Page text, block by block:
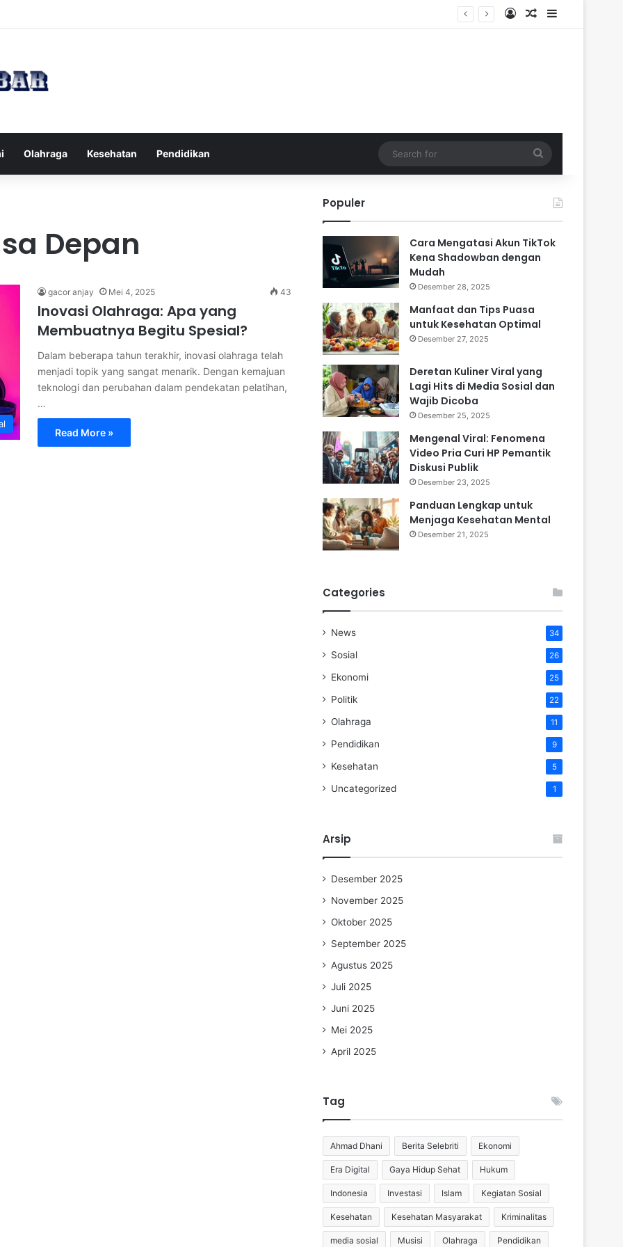
Log InRandom Article
Sidebar
Olahraga Kesehatan Pendidikan
for
Depan
gacor anjay Mei 4, 2025 43
Inovasi Olahraga: Apa yang
Membuatnya Begitu Spesial?
Dalam beberapa tahun terakhir, inovasi olahraga telah
menjadi topik yang sangat menarik. Dengan kemajuan
teknologi dan perubahan dalam pendekatan pelatihan,
…
Read More »
Populer
Cara Mengatasi Akun TikTok
Kena Shadowban dengan
Mudah
Desember 28, 2025
Manfaat dan Tips Puasa
untuk Kesehatan Optimal
Desember 27, 2025
Deretan Kuliner Viral yang
Lagi Hits di Media Sosial dan
Wajib Dicoba
Desember 25, 2025
Mengenal Viral: Fenomena
Video Pria Curi HP Pemantik
Diskusi Publik
Desember 23, 2025
Panduan Lengkap untuk
Menjaga Kesehatan Mental
Desember 21, 2025
Categories
News 34
Sosial 26
Ekonomi 25
Politik 22
Olahraga 11
Pendidikan 9
Kesehatan 5
Uncategorized 1
Arsip
Desember 2025
November 2025
Oktober 2025
September 2025
Agustus 2025
Juli 2025
Juni 2025
Mei 2025
April 2025
Tag
Ahmad Dhani Berita Selebriti Ekonomi
Era Digital Gaya Hidup Sehat Hukum
Indonesia Investasi Islam Kegiatan Sosial
Kesehatan Kesehatan Masyarakat Kriminalitas
media sosial Musisi Olahraga Pendidikan